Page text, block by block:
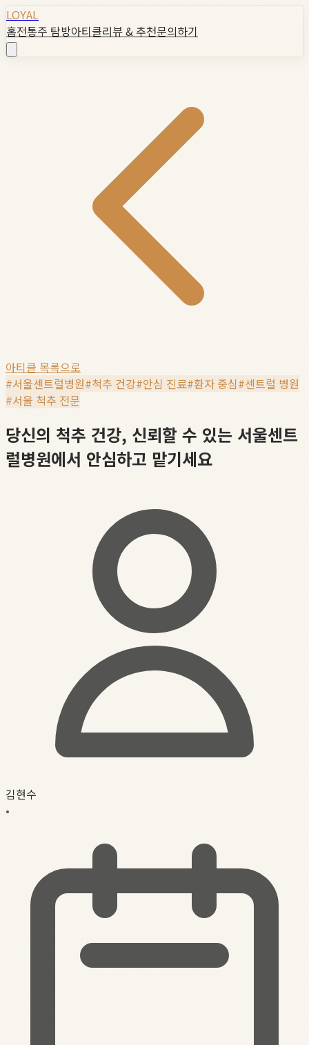
LOYAL
홈전통주 탐방아티클리뷰 & 추천문의하기
아티클 목록으로
#서울센트럴병원#척추 건강#안심 진료#환자 중심#센트럴 병원
#서울 척추 전문
당신의 척추 건강, 신뢰할 수 있는 서울센트
럴병원에서 안심하고 맡기세요
김현수
•